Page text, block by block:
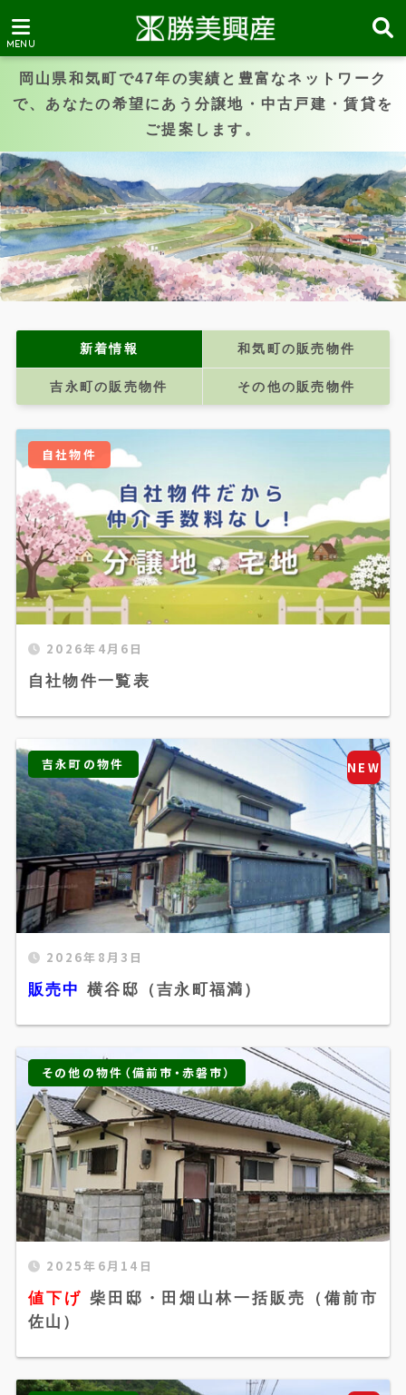
岡山県和気町で47年の実績と豊富なネットワーク
で、あなたの希望にあう分譲地・中古戸建・賃貸を
ご提案します。
新着情報 和気町の販売物件
吉永町の販売物件 その他の販売物件
2026年4月6日
自社物件一覧表
自社物件
販売中 横谷邸（吉永町福満）" width="520"
height="300" />
2026年8月3日
販売中 横谷邸（吉永町福満）
吉永町の物件 NEW
値下げ 柴田邸・田畑山林一括販売（備前市佐
山）" width="520" height="300" />
2025年6月14日
値下げ 柴田邸・田畑山林一括販売（備前市
佐山）
その他の物件（備前市・赤磐市）